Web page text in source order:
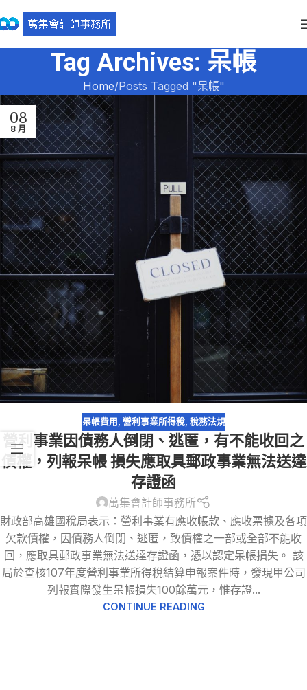
Tag Archives: 呆帳
Home Posts Tagged "呆帳"
08
8 月
呆帳費用 , 營利事業所得稅, 稅務法規
營利事業因債務人倒閉、逃匿，有不能收回之
債權，列報呆帳 損失應取具郵政事業無法送達
存證函
萬集會計師事務所
財政部高雄國稅局表示：營利事業有應收帳款、應收票據及各項
欠款債權，因債務人倒閉、逃匿，致債權之一部或全部不能收
回，應取具郵政事業無法送達存證函，憑以認定呆帳損失。 該
局於查核107年度營利事業所得稅結算申報案件時，發現甲公司
列報實際發生呆帳損失100餘萬元，惟存證...
CONTINUE READING